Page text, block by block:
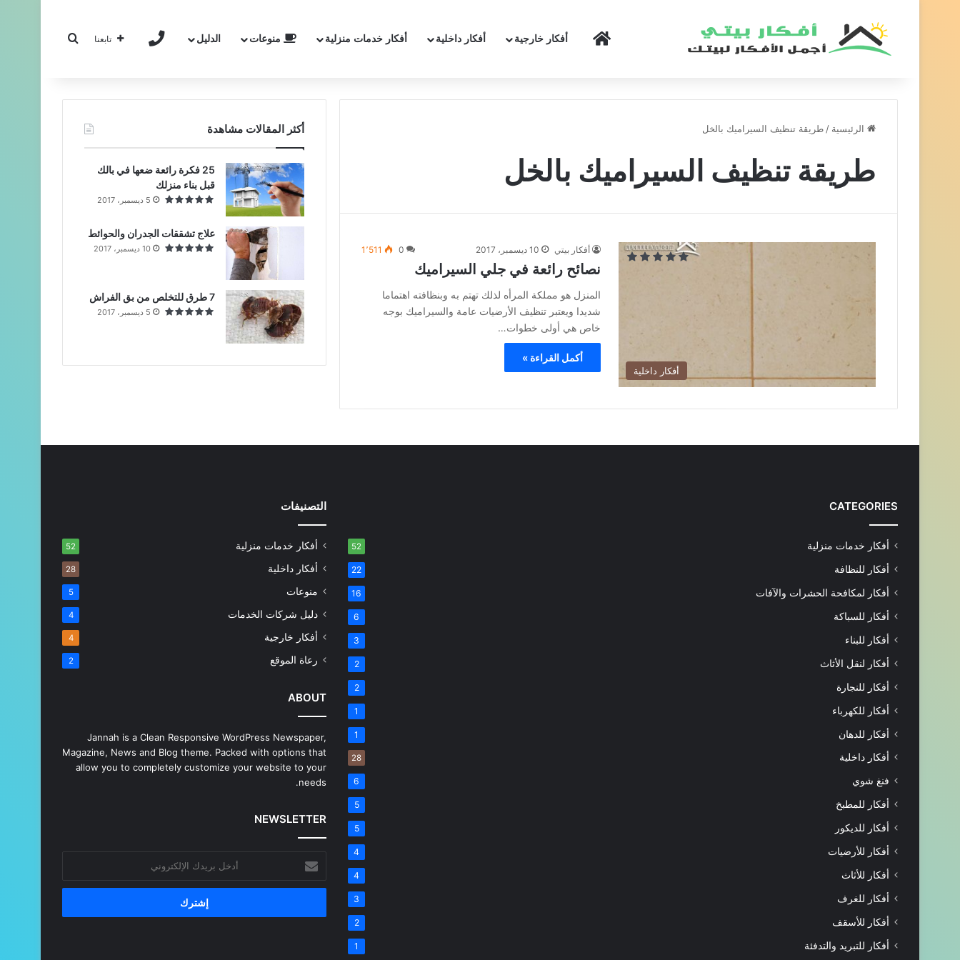
الرئيسيةأفكار خارجية أفكار داخلية أفكار خدمات منزلية منوعات الدليل تواصل معناتابعنا
الرئيسية / طريقة تنظيف السيراميك بالخل
طريقة تنظيف السيراميك بالخل
أفكار داخلية
أفكار بيتي 10 ديسمبر، 2017 0 1٬511
نصائح رائعة في جلي السيراميك
المنزل هو مملكة المرأه لذلك تهتم به وبنظافته اهتماما
شديدا ويعتبر تنظيف الأرضيات عامة والسيراميك بوجه
خاص هي أولى خطوات…
أكمل القراءة »
أكثر المقالات مشاهدة
25 فكرة رائعة ضعها في بالك
قبل بناء منزلك
5 ديسمبر، 2017
علاج تشققات الجدران والحوائط
10 ديسمبر، 2017
7 طرق للتخلص من بق الفراش
5 ديسمبر، 2017
CATEGORIES
أفكار خدمات منزلية 52
أفكار للنظافة 22
أفكار لمكافحة الحشرات والآفات 16
أفكار للسباكة 6
أفكار للبناء 3
أفكار لنقل الأثاث 2
أفكار للنجارة 2
أفكار للكهرباء 1
أفكار للدهان 1
أفكار داخلية 28
فنغ شوي 6
أفكار للمطبخ 5
أفكار للديكور 5
أفكار للأرضيات 4
أفكار للأثاث 4
أفكار للغرف 3
أفكار للأسقف 2
أفكار للتبريد والتدفئة 1
التصنيفات
أفكار خدمات منزلية 52
أفكار داخلية 28
منوعات 5
دليل شركات الخدمات 4
أفكار خارجية 4
رعاة الموقع 2
ABOUT
Jannah is a Clean Responsive WordPress Newspaper,
Magazine, News and Blog theme. Packed with options that
allow you to completely customize your website to your
needs.
NEWSLETTER
بريدك
الإلكتروني